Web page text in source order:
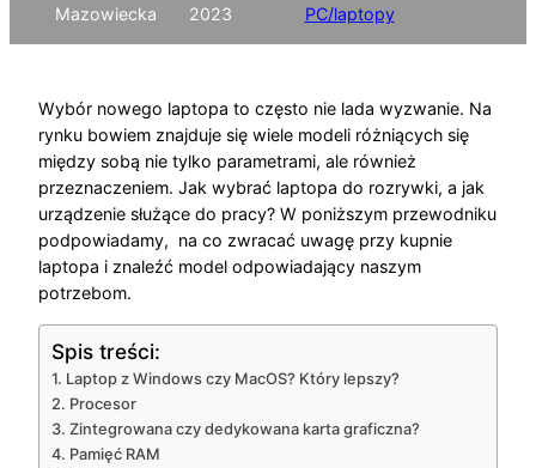
Mazowiecka
2023
PC/laptopy
Wybór nowego laptopa to często nie lada wyzwanie. Na
rynku bowiem znajduje się wiele modeli różniących się
między sobą nie tylko parametrami, ale również
przeznaczeniem. Jak wybrać laptopa do rozrywki, a jak
urządzenie służące do pracy? W poniższym przewodniku
podpowiadamy, na co zwracać uwagę przy kupnie
laptopa i znaleźć model odpowiadający naszym
potrzebom.
Spis treści:
Laptop z Windows czy MacOS? Który lepszy?
Procesor
Zintegrowana czy dedykowana karta graficzna?
Pamięć RAM